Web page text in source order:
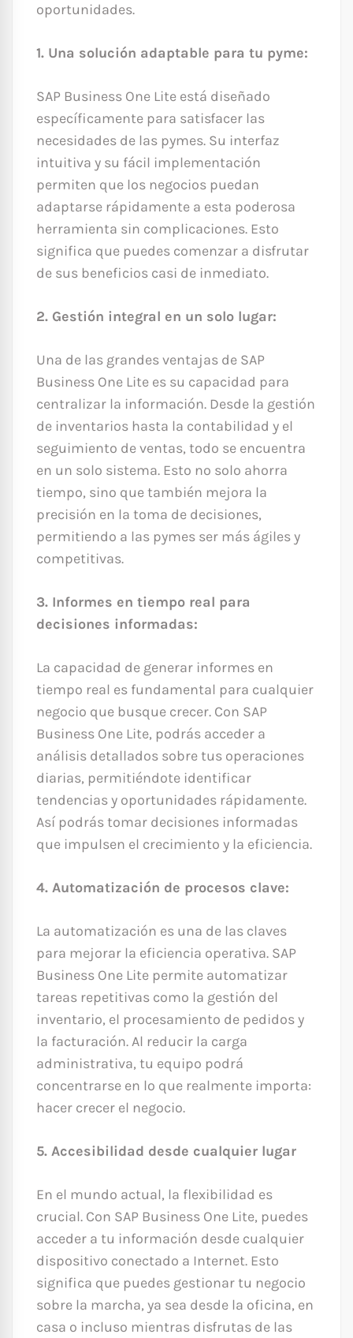
oportunidades.
1. Una solución adaptable para tu pyme:
SAP Business One Lite está diseñado
específicamente para satisfacer las
necesidades de las pymes. Su interfaz
intuitiva y su fácil implementación
permiten que los negocios puedan
adaptarse rápidamente a esta poderosa
herramienta sin complicaciones. Esto
significa que puedes comenzar a disfrutar
de sus beneficios casi de inmediato.
2. Gestión integral en un solo lugar:
Una de las grandes ventajas de SAP
Business One Lite es su capacidad para
centralizar la información. Desde la gestión
de inventarios hasta la contabilidad y el
seguimiento de ventas, todo se encuentra
en un solo sistema. Esto no solo ahorra
tiempo, sino que también mejora la
precisión en la toma de decisiones,
permitiendo a las pymes ser más ágiles y
competitivas.
3. Informes en tiempo real para
decisiones informadas:
La capacidad de generar informes en
tiempo real es fundamental para cualquier
negocio que busque crecer. Con SAP
Business One Lite, podrás acceder a
análisis detallados sobre tus operaciones
diarias, permitiéndote identificar
tendencias y oportunidades rápidamente.
Así podrás tomar decisiones informadas
que impulsen el crecimiento y la eficiencia.
4. Automatización de procesos clave:
La automatización es una de las claves
para mejorar la eficiencia operativa. SAP
Business One Lite permite automatizar
tareas repetitivas como la gestión del
inventario, el procesamiento de pedidos y
la facturación. Al reducir la carga
administrativa, tu equipo podrá
concentrarse en lo que realmente importa:
hacer crecer el negocio.
5. Accesibilidad desde cualquier lugar
En el mundo actual, la flexibilidad es
crucial. Con SAP Business One Lite, puedes
acceder a tu información desde cualquier
dispositivo conectado a Internet. Esto
significa que puedes gestionar tu negocio
sobre la marcha, ya sea desde la oficina, en
casa o incluso mientras disfrutas de las